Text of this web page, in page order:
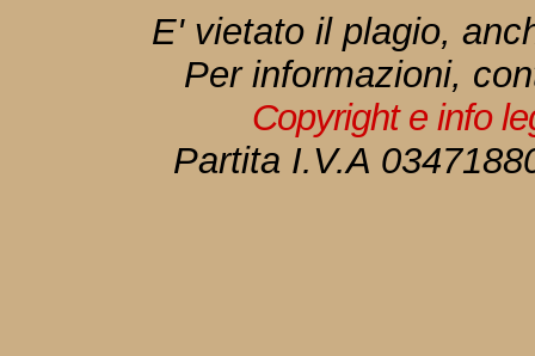
E' vietato il plagio,
Per informazioni,
Copyright e info
Partita I.V.A